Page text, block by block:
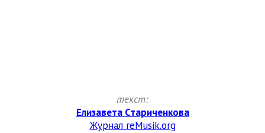
текст:
Елизавета Стариченкова
Журнал reMusik.org